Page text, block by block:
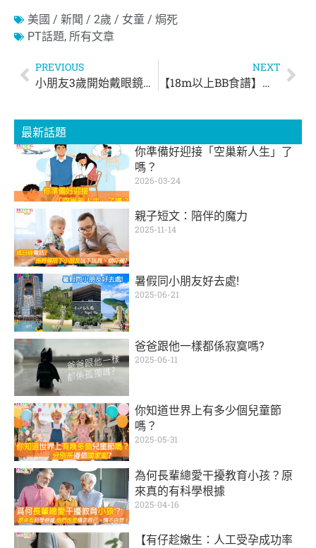
美國 / 新聞 / 2歲 / 女童 / 焗死
PT話題, 所有文章
PREVIOUS
小朋友3歲開始戴眼鏡，太早了嗎？ | 慈慧幼苗
NEXT
【18m以上BB食譜】無糖三色蕃薯月餅 | Kylife 與二寶之日常
最新話題
你準備好迎接「空巢新人生」了
嗎？
2026-03-24
親子短文：陪伴的魔力
2025-11-14
暑假同小朋友好去處!
2025-06-21
爸爸跟他一樣都係寂寞嗎?
2025-06-11
你知道世界上有多少個兒童節
嗎？
2025-05-31
為何長輩總愛干擾教育小孩？原
來真的有科學根據
2025-04-16
【有仔趁嫩生：人工受孕成功率